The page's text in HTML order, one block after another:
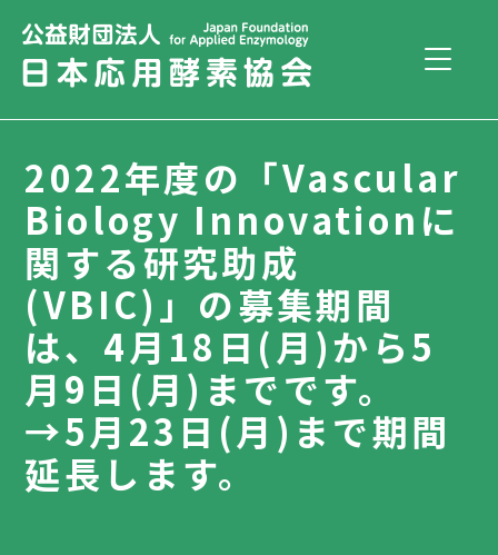
2022年度の「Vascular
Biology Innovationに
関する研究助成
(VBIC)」の募集期間
は、4月18日(月)から5
月9日(月)までです。
→5月23日(月)まで期間
延長します。